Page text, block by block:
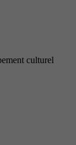
culturel